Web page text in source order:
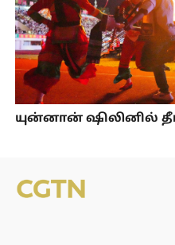
யுன்னான் ஷிலினில்